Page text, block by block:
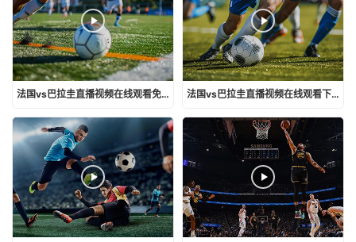
法国vs巴拉圭直播视频在线观看免费 法国vs巴拉圭直播视频在线观看下载